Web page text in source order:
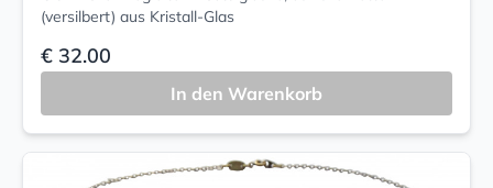
(versilbert) aus Kristall-Glas
€ 32.00
In den Warenkorb